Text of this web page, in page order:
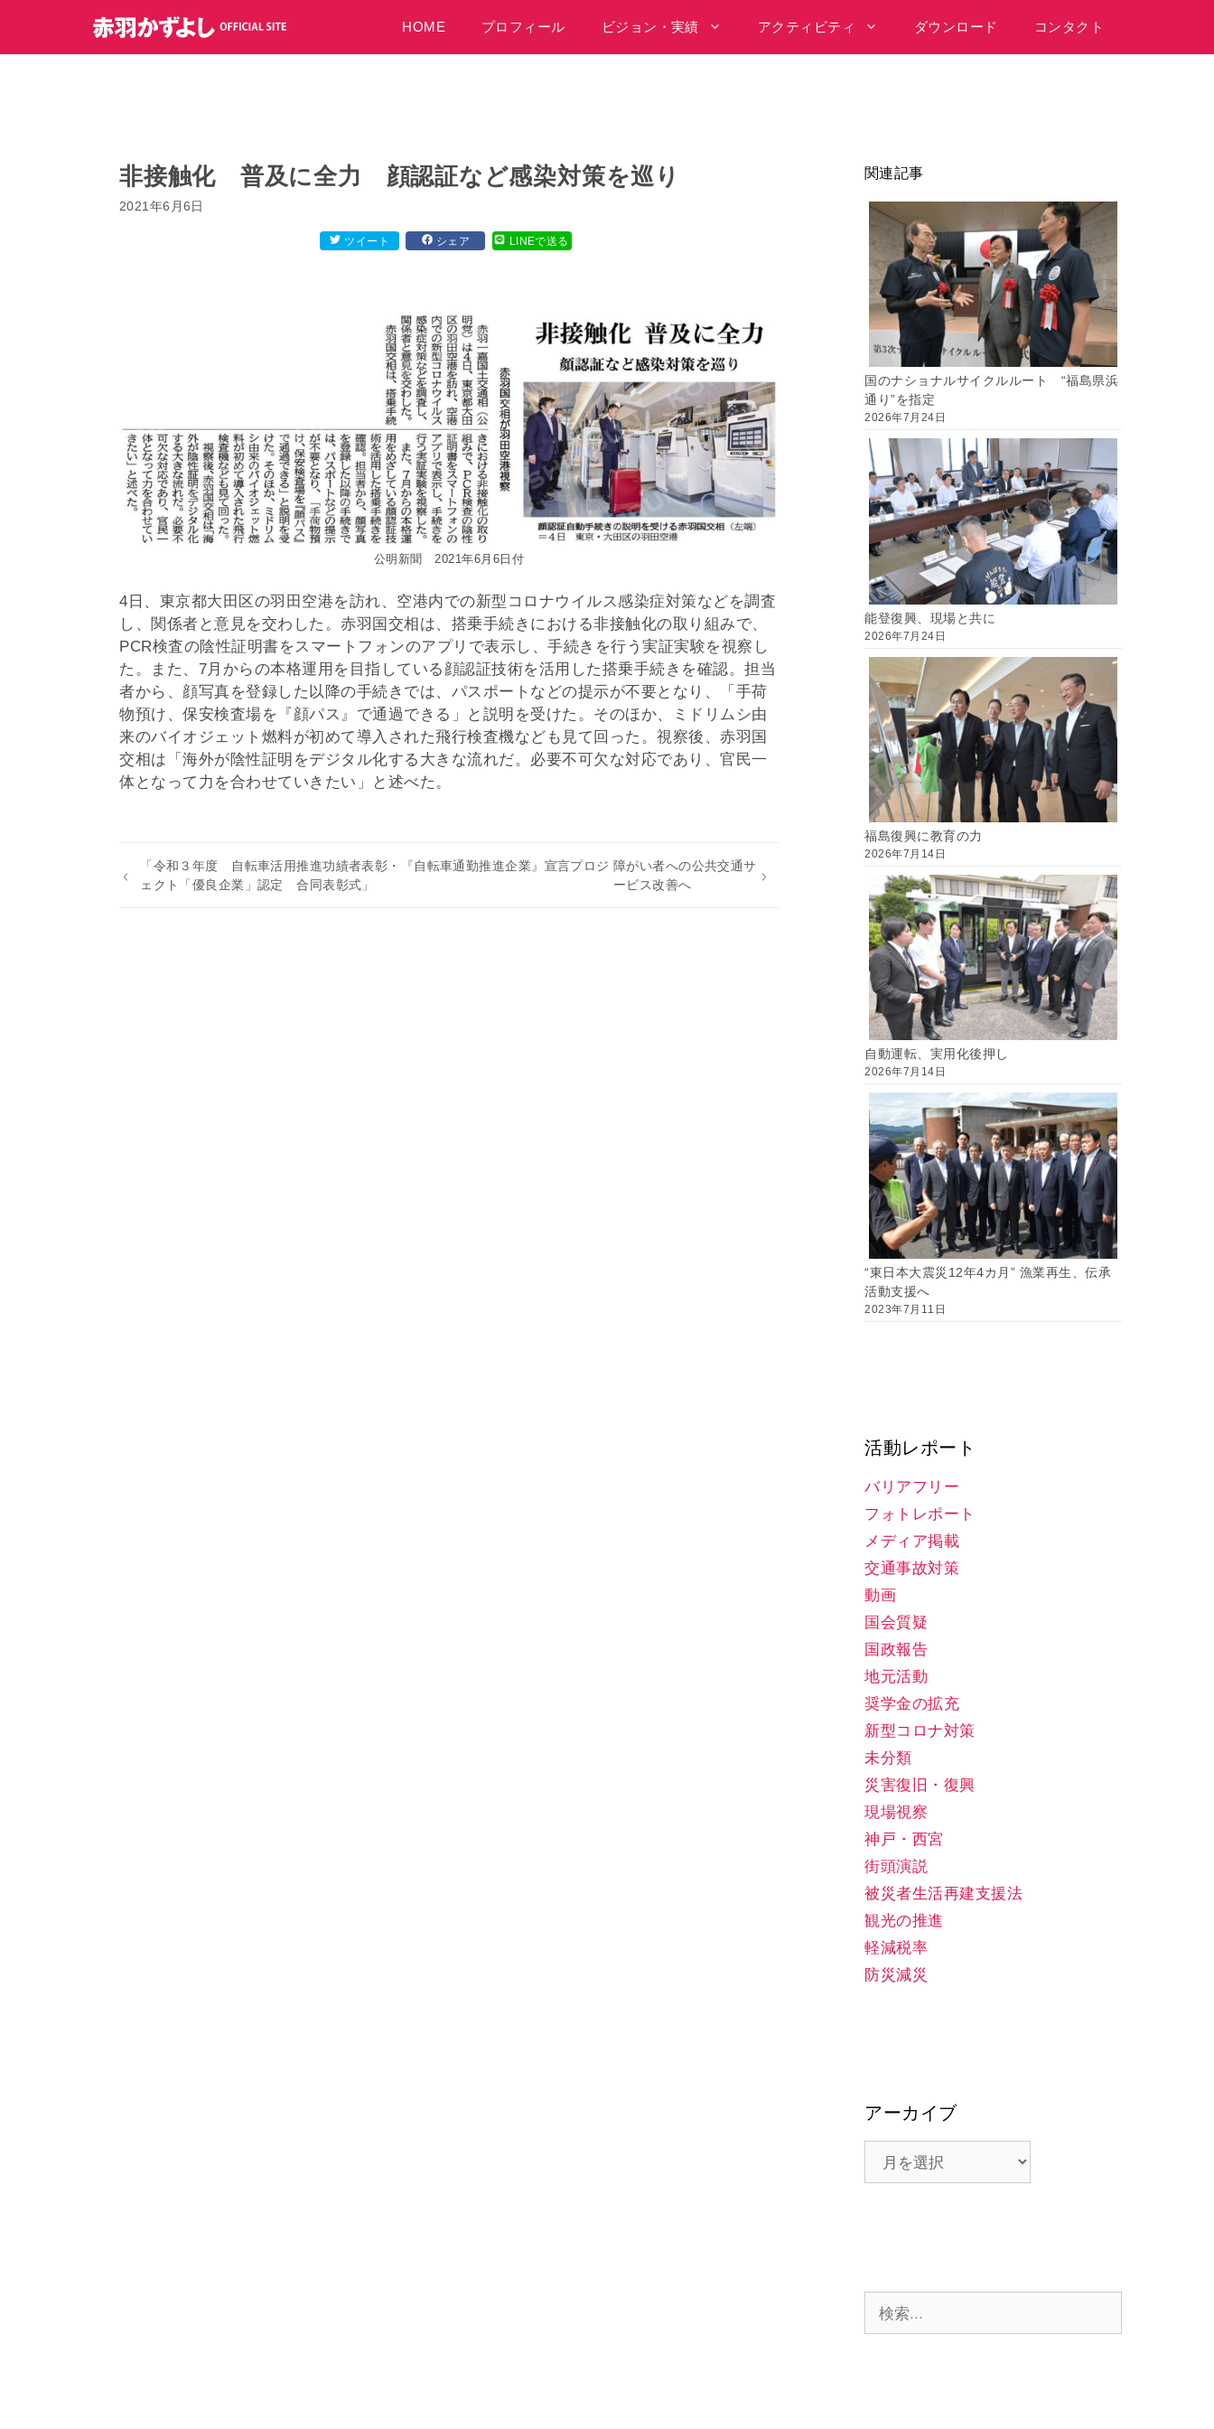
テ
HOME プロフィール ビジョン・実績 アクティビティ ダウンロード コンタクト
非接触化 普及に全力 顔認証など感染対策を巡り
2021年6月6日
ツイート シェア LINEで送る
公明新聞 2021年6月6日付
4日、東京都大田区の羽田空港を訪れ、空港内での新型コロナウイルス感染症対策などを調査
し、関係者と意見を交わした。赤羽国交相は、搭乗手続きにおける非接触化の取り組みで、
PCR検査の陰性証明書をスマートフォンのアプリで表示し、手続きを行う実証実験を視察し
た。また、7月からの本格運用を目指している顔認証技術を活用した搭乗手続きを確認。担当
者から、顔写真を登録した以降の手続きでは、パスポートなどの提示が不要となり、「手荷
物預け、保安検査場を『顔パス』で通過できる」と説明を受けた。そのほか、ミドリムシ由
来のバイオジェット燃料が初めて導入された飛行検査機なども見て回った。視察後、赤羽国
交相は「海外が陰性証明をデジタル化する大きな流れだ。必要不可欠な対応であり、官民一
体となって力を合わせていきたい」と述べた。
「令和３年度 自転車活用推進功績者表彰・『自転車通勤推進企業』宣言プロジ
ェクト「優良企業」認定 合同表彰式」
障がい者への公共交通サ
ービス改善へ
関連記事
国のナショナルサイクルルート “福島県浜
通り”を指定
2026年7月24日
能登復興、現場と共に
2026年7月24日
福島復興に教育の力
2026年7月14日
自動運転、実用化後押し
2026年7月14日
“東日本大震災12年4カ月” 漁業再生、伝承
活動支援へ
2023年7月11日
活動レポート
バリアフリー
フォトレポート
メディア掲載
交通事故対策
動画
国会質疑
国政報告
地元活動
奨学金の拡充
新型コロナ対策
未分類
災害復旧・復興
現場視察
神戸・西宮
街頭演説
被災者生活再建支援法
観光の推進
軽減税率
防災減災
アーカイブ
索: